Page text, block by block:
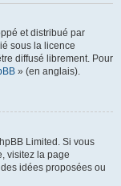
et distribué par
sous la licence
diffusé librement. Pour
» (en anglais).
Limited. Si vous
visitez la page
idées proposées ou